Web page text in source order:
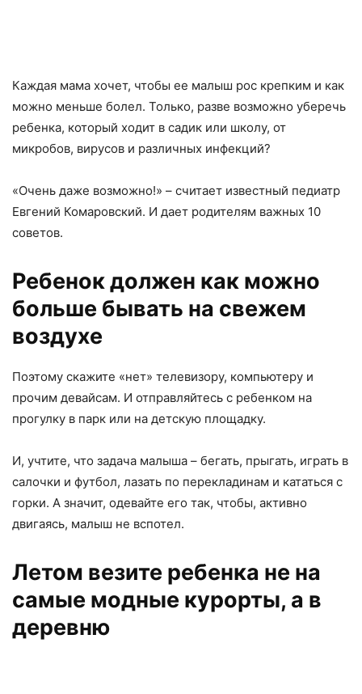
Каждая мама хочет, чтобы ее малыш рос крепким и как
можно меньше болел. Только, разве возможно уберечь
ребенка, который ходит в садик или школу, от
микробов, вирусов и различных инфекций?
«Очень даже возможно!» – считает известный педиатр
Евгений Комаровский. И дает родителям важных 10
советов.
Ребенок должен как можно
больше бывать на свежем
воздухе
Поэтому скажите «нет» телевизору, компьютеру и
прочим девайсам. И отправляйтесь с ребенком на
прогулку в парк или на детскую площадку.
И, учтите, что задача малыша – бегать, прыгать, играть в
салочки и футбол, лазать по перекладинам и кататься с
горки. А значит, одевайте его так, чтобы, активно
двигаясь, малыш не вспотел.
Летом везите ребенка не на
самые модные курорты, а в
деревню